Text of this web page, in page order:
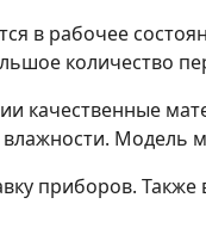
в рабочее
количество
качественные
приборов.